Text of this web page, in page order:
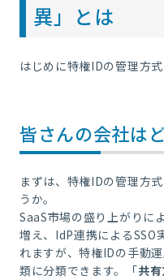
異」とは
はじめに特権IDの管理方
皆さんの会社は
まずは、特権IDの管理方
うか。
SaaS市場の盛り上がりに
増え、IdP連携によるSSO
れますが、特権IDの手動
類に分類できます。「共